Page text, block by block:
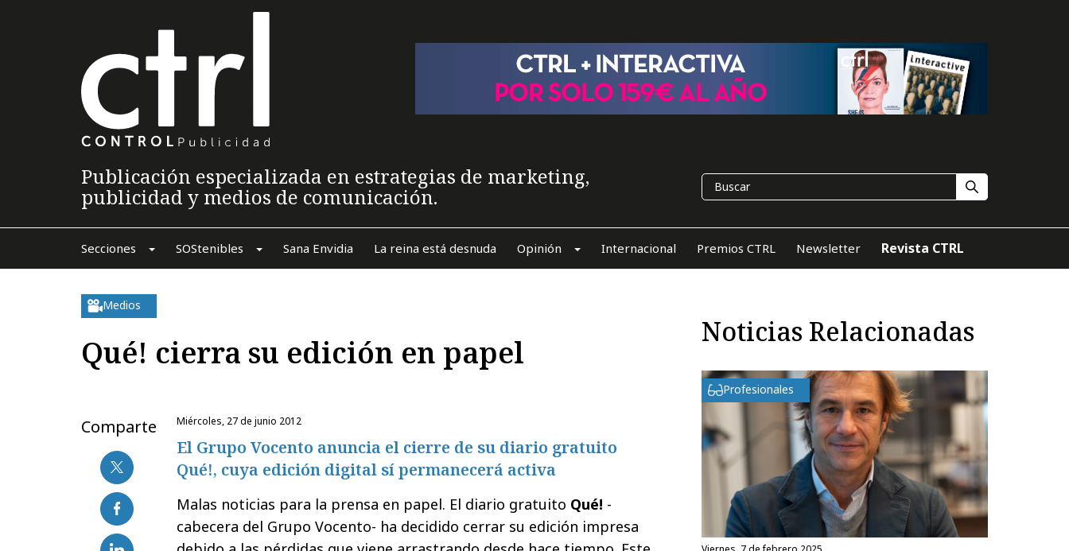
Publicación especializada en estrategias de marketing,
publicidad y medios de comunicación.
Secciones SOStenibles Sana Envidia La reina está desnuda Opinión Internacional Premios CTRL Newsletter Revista CTRL
Medios
Qué! cierra su edición en papel
Comparte miércoles, 27 de junio 2012
El Grupo Vocento anuncia el cierre de su diario gratuito
Qué!, cuya edición digital sí permanecerá activa
Malas noticias para la prensa en papel. El diario gratuito Qué! -
cabecera del Grupo Vocento- ha decidido cerrar su edición impresa
Noticias Relacionadas
Profesionales